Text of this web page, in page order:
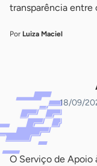
transparência entre
Por Luiza Maciel
18/09/
O Serviço de Apoio